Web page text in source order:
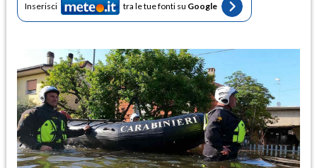
Inserisci tra le tue fonti su Google